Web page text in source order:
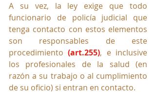
A su vez, la ley exige que todo
funcionario de policía judicial que
tenga contacto con estos elementos
son responsables de este
procedimiento (art.255), e inclusive
los profesionales de la salud (en
razón a su trabajo o al cumplimiento
de su oficio) si entran en contacto.